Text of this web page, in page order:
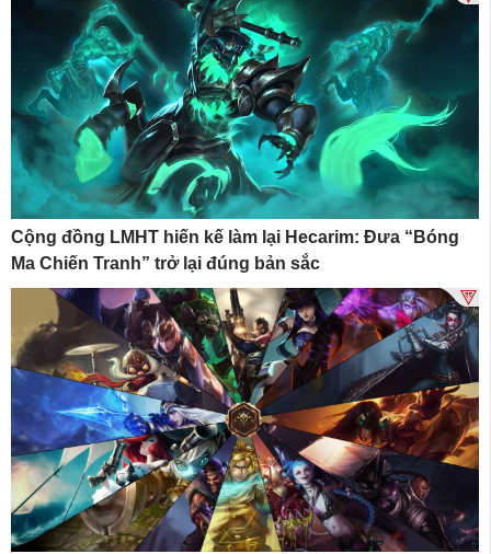
Cộng đồng LMHT hiến kế làm lại Hecarim: Đưa “Bóng
Ma Chiến Tranh” trở lại đúng bản sắc